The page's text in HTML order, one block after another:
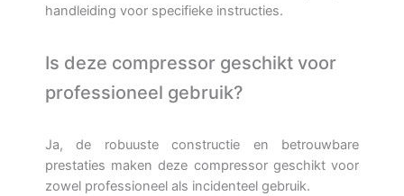
handleiding voor specifieke instructies.
Is deze compressor geschikt voor
professioneel gebruik?
Ja, de robuuste constructie en betrouwbare
prestaties maken deze compressor geschikt voor
zowel professioneel als incidenteel gebruik.